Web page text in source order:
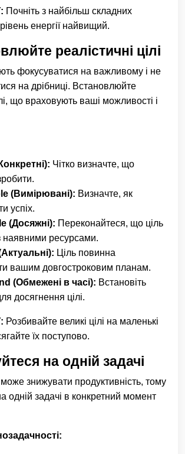
Почніть з найбільш складних
енергії найвищий.
реалістичні цілі
фокусуватися на важливому і не
на дрібниці. Встановлюйте
що враховують ваші можливості і
Чітко визначте, що
(Вимірювані): Визначте, як
успіх.
(Досяжні): Переконайтеся, що ціль
наявними ресурсами.
Ціль повинна
вашим довгостроковим планам.
(Обмежені в часі): Встановіть
досягнення цілі.
Розбивайте великі цілі на маленькі
їх поступово.
на одній задачі
може знижувати продуктивність, тому
одній задачі в конкретний момент